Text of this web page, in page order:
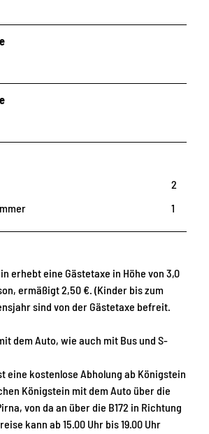
2
1
erhebt eine Gästetaxe in Höhe von 3,0
ermäßigt 2,50 €. (Kinder bis zum
sind von der Gästetaxe befreit.
dem Auto, wie auch mit Bus und S-
eine kostenlose Abholung ab Königstein
Königstein mit dem Auto über die
von da an über die B172 in Richtung
kann ab 15.00 Uhr bis 19.00 Uhr